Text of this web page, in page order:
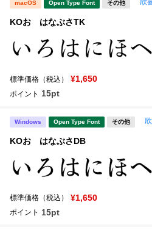
macOS Open Type Font その他 欣
KOおゝはなぶさTK
標準価格（税込） ¥1,650
ポイント 15pt
Windows Open Type Font その他
KOおゝはなぶさDB
標準価格（税込） ¥1,650
ポイント 15pt